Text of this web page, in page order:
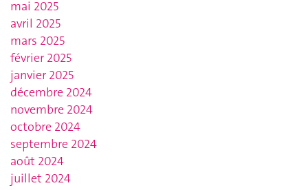
mai 2025
avril 2025
mars 2025
février 2025
janvier 2025
décembre 2024
novembre 2024
octobre 2024
septembre 2024
août 2024
juillet 2024